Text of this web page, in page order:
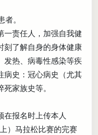
。
一责任人，加强自我健
刻了解自身的身体健康
发热、病毒性感染等疾
病史：冠心病史（尤其
家族史等。
在报名时上传本人
）马拉松比赛的完赛